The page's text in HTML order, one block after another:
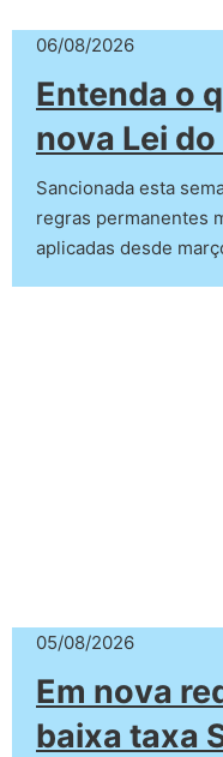
06/08/2026
Entenda o
nova Lei do
Sancionada esta
regras permanentes
aplicadas desde
05/08/2026
Em nova
baixa taxa